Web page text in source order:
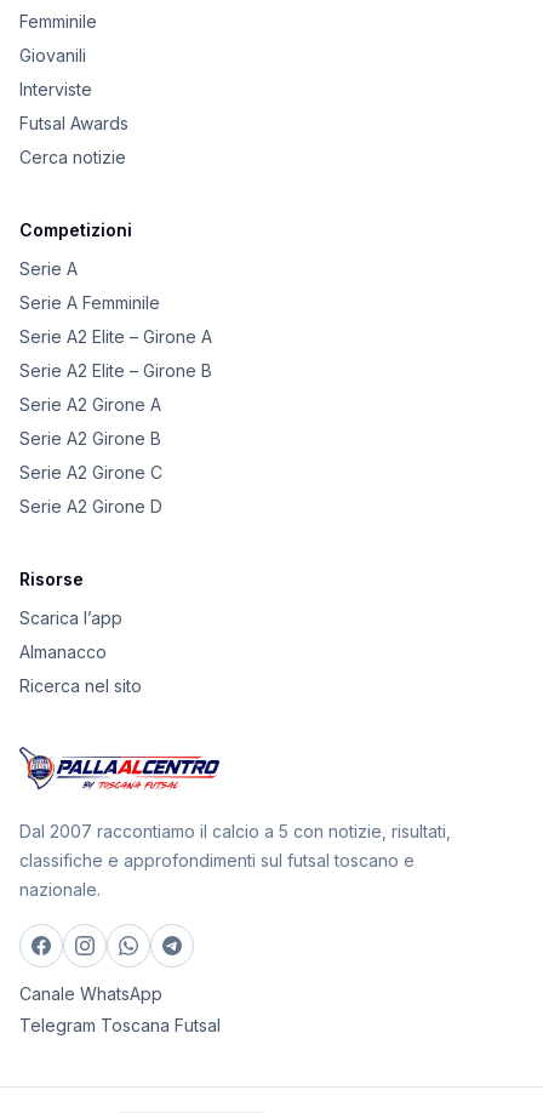
Femminile
Giovanili
Interviste
Futsal Awards
Cerca notizie
Competizioni
Serie A
Serie A Femminile
Serie A2 Elite – Girone A
Serie A2 Elite – Girone B
Serie A2 Girone A
Serie A2 Girone B
Serie A2 Girone C
Serie A2 Girone D
Risorse
Scarica l’app
Almanacco
Ricerca nel sito
Dal 2007 raccontiamo il calcio a 5 con notizie, risultati,
classifiche e approfondimenti sul futsal toscano e
nazionale.
Canale WhatsApp
Telegram Toscana Futsal